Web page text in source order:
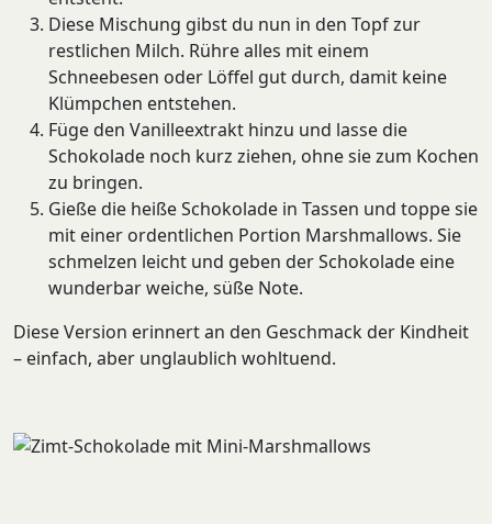
Diese Mischung gibst du nun in den Topf zur
restlichen Milch. Rühre alles mit einem
Schneebesen oder Löffel gut durch, damit keine
Klümpchen entstehen.
Füge den Vanilleextrakt hinzu und lasse die
Schokolade noch kurz ziehen, ohne sie zum Kochen
zu bringen.
Gieße die heiße Schokolade in Tassen und toppe sie
mit einer ordentlichen Portion Marshmallows. Sie
schmelzen leicht und geben der Schokolade eine
wunderbar weiche, süße Note.
Diese Version erinnert an den Geschmack der Kindheit
– einfach, aber unglaublich wohltuend.